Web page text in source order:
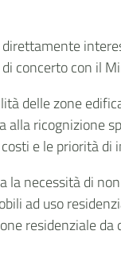
concerto con il
delle zone
ricognizione
e le priorità di
la necessità di
ad uso
residenziale